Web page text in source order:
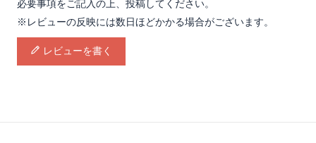
必要事項をご記入の上、投稿してください。
※レビューの反映には数日ほどかかる場合がございます。
レビューを書く